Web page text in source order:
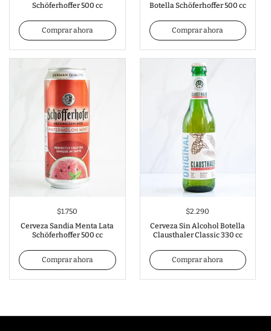
Schöferhoffer 500 cc
Comprar ahora
Botella Schöferhoffer 500 cc
Comprar ahora
$1.750
Cerveza Sandia Menta Lata
Schöferhoffer 500 cc
Comprar ahora
$2.290
Cerveza Sin Alcohol Botella
Clausthaler Classic 330 cc
Comprar ahora